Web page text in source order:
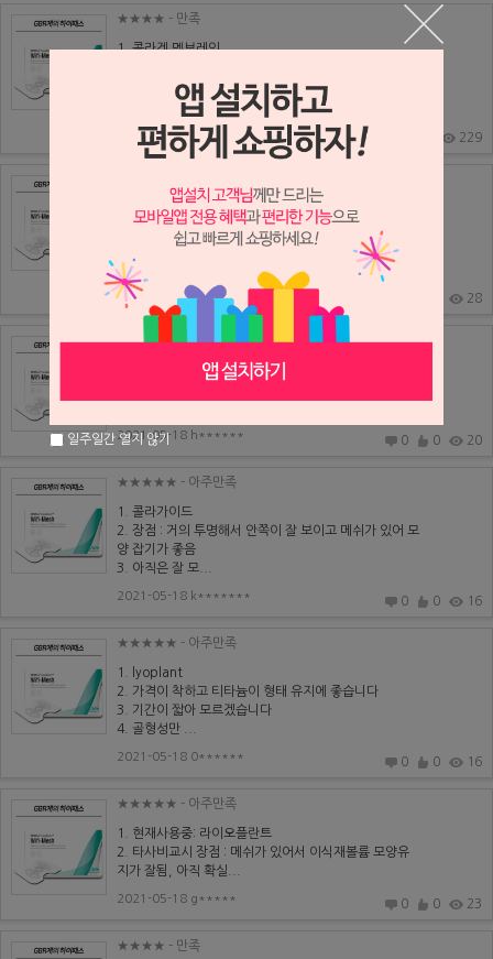
★★★★ - 만족
1. 콜라겐 멤브레인
3. 아직 2차 수술 전
4. 재구매 의사 있음
2021-05-21 k****** 229
1. lyoplant, i-gen
2. 원하는 사이즈와 형태로 만들기 용이.
3. 4-5개월후 골형성 평가 가능
4.가격은 저...
2021-05-19 k***** 28
★★★★★ - 아주만족
1.BIO-MEM PTFE membrane)Ti-reinforced)
2021-05-18 h****** 0 0 20
★★★★★ - 아주만족
1. 콜라가이드
2. 장점 : 거의 투명해서 안쪽이 잘 보이고 메쉬가 있어 모
양 잡기가 좋음
3. 아직은 잘 모...
2021-05-18 k******* 0 0 16
★★★★★ - 아주만족
1. lyoplant
2. 가격이 착하고 티타늄이 형태 유지에 좋습니다
3. 기간이 짧아 모르겠습니다
4. 골형성만 ...
2021-05-18 0****** 0 0 16
★★★★★ - 아주만족
1. 현재사용중: 라이오플란트
2. 타사비교시 장점 : 메쉬가 있어서 이식재볼륨 모양유
지가 잘됨, 아직 확실...
2021-05-18 g***** 0 0 23
★★★★ - 만족
일주일간 열지 않기